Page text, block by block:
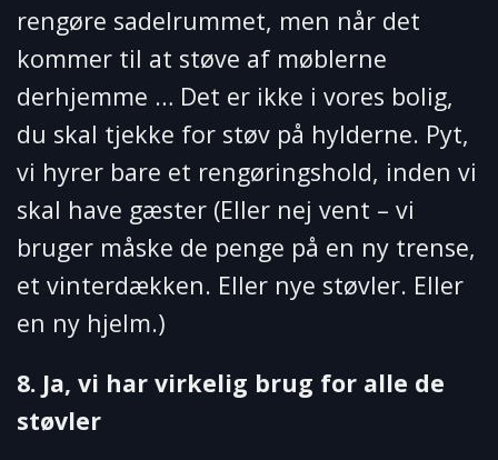
rengøre sadelrummet, men når det
kommer til at støve af møblerne
derhjemme … Det er ikke i vores bolig,
du skal tjekke for støv på hylderne. Pyt,
vi hyrer bare et rengøringshold, inden vi
skal have gæster (Eller nej vent – vi
bruger måske de penge på en ny trense,
et vinterdækken. Eller nye støvler. Eller
en ny hjelm.)
8. Ja, vi har virkelig brug for alle de
støvler